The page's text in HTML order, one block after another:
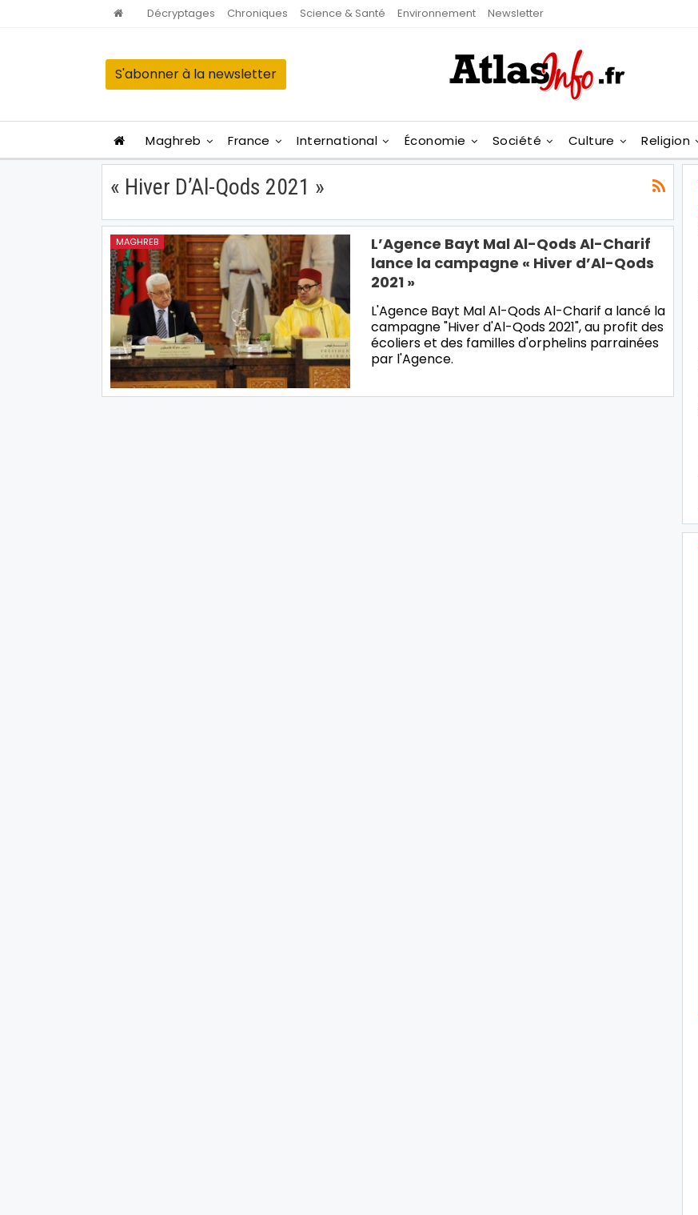
Décryptages Chroniques Science & Santé Environnement Newsletter
S'abonner à la newsletter
Maghreb France International Économie Société Culture Religion
« Hiver D’Al-Qods 2021 »
MAGHREB
L’Agence Bayt Mal Al-Qods Al-Charif
lance la campagne « Hiver d’Al-Qods
2021 »
L'Agence Bayt Mal Al-Qods Al-Charif a lancé la
campagne "Hiver d'Al-Qods 2021", au profit des
écoliers et des familles d'orphelins parrainées
par l'Agence.